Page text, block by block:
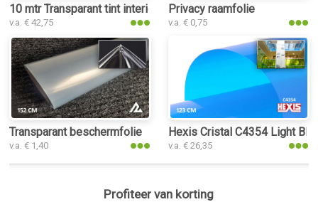
10 mtr Transparant tint interieurfolie
v.a. € 42,75
Privacy raamfolie
v.a. € 0,75
Transparant beschermfolie
v.a. € 1,40
Hexis Cristal C4354 Light
v.a. € 26,35
Profiteer van korting